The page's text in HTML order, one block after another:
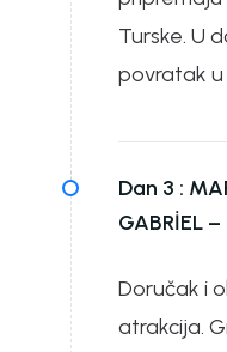
Turske. U
povratak u
Dan 3 :
GABRİEL
Doručak i
atrakcija.